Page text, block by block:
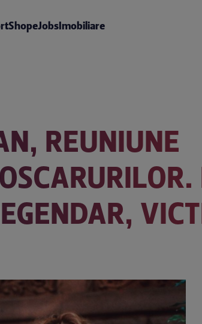
ShopeJobsImobiliare
REUNIUNE